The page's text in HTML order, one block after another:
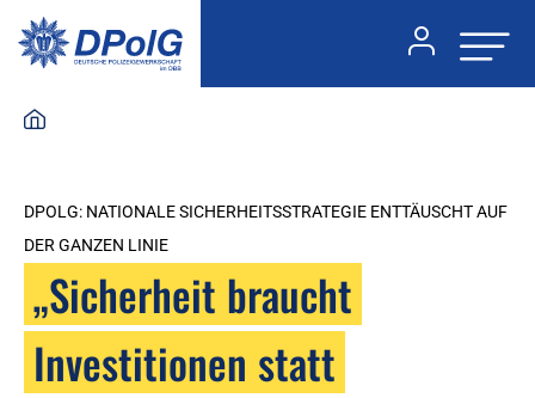
DPOLG: NATIONALE SICHERHEITSSTRATEGIE ENTTÄUSCHT AUF
DER GANZEN LINIE
„Sicherheit braucht
Investitionen statt